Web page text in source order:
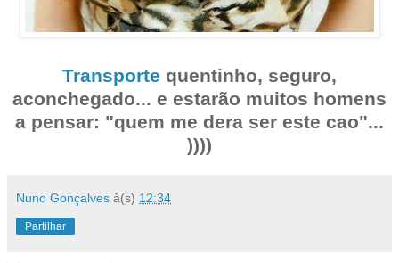
Transporte quentinho, seguro,
aconchegado... e estarão muitos homens
a pensar: "quem me dera ser este cao"...
))))
Nuno Gonçalves à(s) 12:34
Partilhar